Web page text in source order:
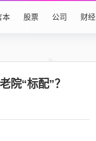
本 股票 公司 财经
院“标配”？